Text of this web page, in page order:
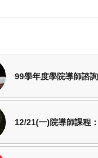
99學年度學院導師諮
12/21(一)院導師課程